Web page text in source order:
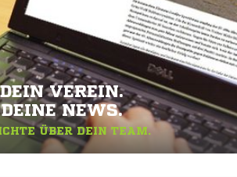
DEIN VEREIN.
DEINE NEWS.
ÜBER DEIN TEAM.